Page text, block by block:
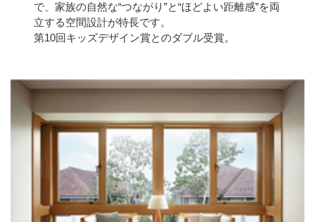
で、家族の自然な“つながり”と“ほどよい距離感”を両
立する空間設計が特長です。
第10回キッズデザイン賞とのダブル受賞。